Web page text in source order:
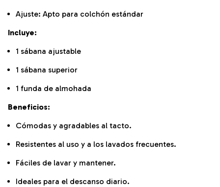
Ajuste: Apto para colchón estándar
Incluye:
1 sábana ajustable
1 sábana superior
1 funda de almohada
Beneficios:
Cómodas y agradables al tacto.
Resistentes al uso y a los lavados frecuentes.
Fáciles de lavar y mantener.
Ideales para el descanso diario.